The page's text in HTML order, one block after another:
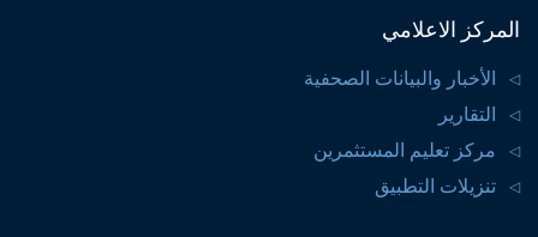
المركز الاعلامي
الأخبار والبيانات الصحفية
التقارير
مركز تعليم المستثمرين
تنزيلات التطبيق